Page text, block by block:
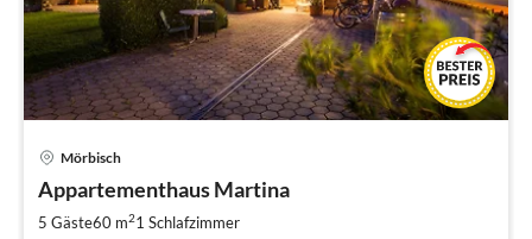
Mörbisch
Appartementhaus Martina
5 Gäste60 m21 Schlafzimmer